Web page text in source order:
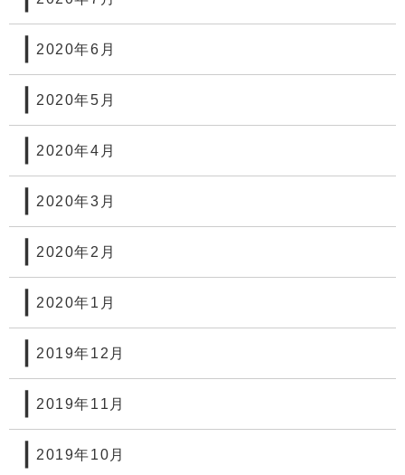
2020年6月
2020年5月
2020年4月
2020年3月
2020年2月
2020年1月
2019年12月
2019年11月
2019年10月